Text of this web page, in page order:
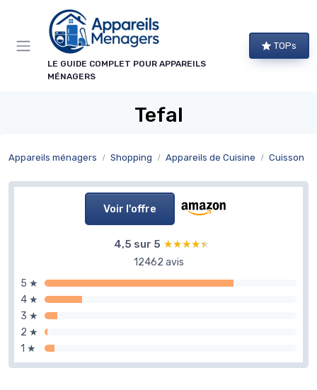
LE GUIDE COMPLET POUR APPAREILS
MÉNAGERS
TOPs
Tefal
Appareils ménagers Shopping Appareils de Cuisine Cuisson
Voir l'offre
4,5 sur 5 ★★★★★
★★★★★
12462 avis
5 ★
4 ★
3 ★
2 ★
1 ★
Panneau de gestion des cookies